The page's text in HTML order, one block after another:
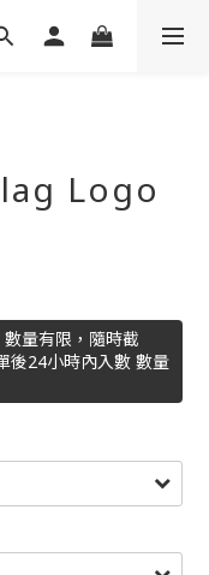
Logo
量有限，隨時截
後24小時內入數 數量